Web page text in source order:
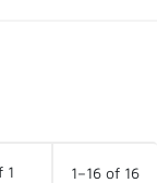
1 1–16 of 16